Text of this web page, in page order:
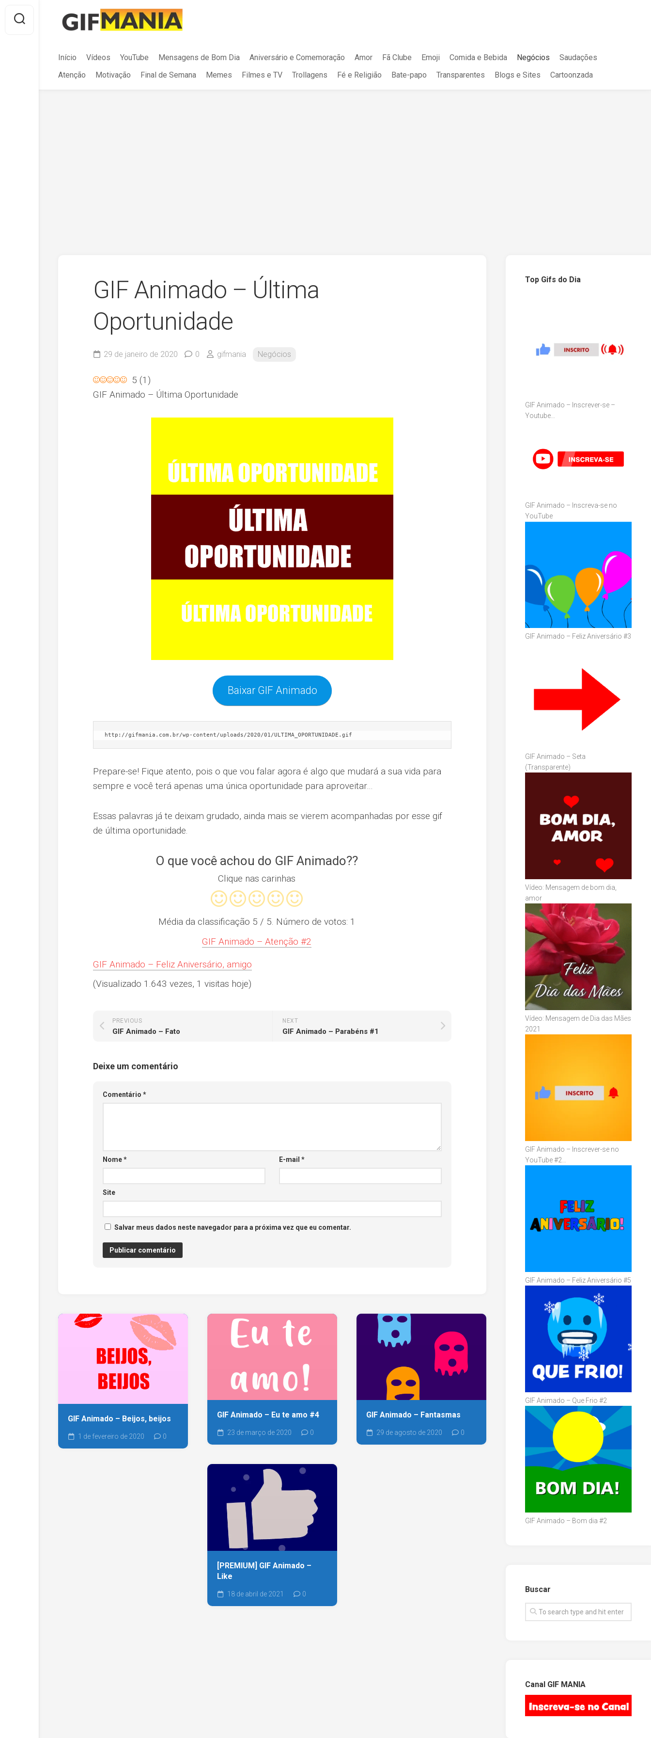
content
Início Vídeos YouTube Mensagens de Bom Dia Aniversário e Comemoração Amor Fã Clube Emoji Comida e Bebida Negócios
Saudações
Atenção
Motivação Final de Semana Memes Filmes e TV Trollagens Fé e Religião Bate-papo Transparentes Blogs e Sites Cartoonzada
GIF Animado – Última
Oportunidade
29 de janeiro de 2020 0 gifmania Negócios
5 (1 )
GIF Animado – Última Oportunidade
Baixar GIF Animado
http://gifmania.com.br/wp-content/uploads/2020/01/ULTIMA_OPORTUNIDADE.gif
Prepare-se! Fique atento, pois o que vou falar agora é algo que mudará a sua vida para
sempre e você terá apenas uma única oportunidade para aproveitar…
Essas palavras já te deixam grudado, ainda mais se vierem acompanhadas por esse gif
de última oportunidade.
O que você achou do GIF Animado??
Clique nas carinhas
Média da classificação 5 / 5. Número de votos: 1
GIF Animado – Atenção #2
GIF Animado – Feliz Aniversário, amigo
(Visualizado 1.643 vezes, 1 visitas hoje)
NEXT
GIF Animado – Parabéns #1
PREVIOUS
GIF Animado – Fato
Deixe um comentário
Comentário *
Nome* E-mail *
Site
Salvar meus dados neste navegador para a próxima vez que eu comentar.
GIF Animado – Beijos, beijos
1 de fevereiro de 2020 0
GIF Animado – Eu te amo #4
23 de março de 2020 0
GIF Animado – Fantasmas
29 de agosto de 2020 0
[PREMIUM] GIF Animado –
Like
18 de abril de 2021 0
Top Gifs do Dia
GIF Animado – Inscrever-se –
Youtube…
GIF Animado – Inscreva-se no
YouTube
GIF Animado – Feliz Aniversário #3
GIF Animado – Seta
(Transparente)
Vídeo: Mensagem de bom dia,
amor
Vídeo: Mensagem de Dia das Mães
2021
GIF Animado – Inscrever-se no
YouTube #2…
GIF Animado – Feliz Aniversário #5
GIF Animado – Que Frio #2
GIF Animado – Bom dia #2
Buscar
Canal GIF MANIA